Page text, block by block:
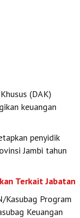
(DAK)
keuangan
penyidik
Jambi tahun
Terkait Jabatan
Kasubag Program
Keuangan